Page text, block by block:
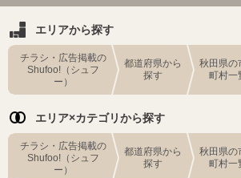
エリアから探す
チラシ・広告掲載の
Shufoo!（シュフ
ー）
都道府県から
探す
秋田県の
町村一
エリア×カテゴリから探す
チラシ・広告掲載の
Shufoo!（シュフ
ー）
都道府県から
探す
秋田県の
町村一